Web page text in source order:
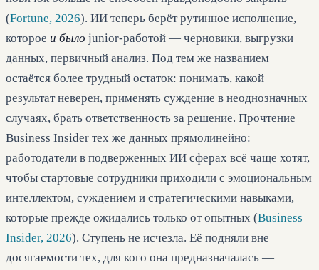
(Fortune, 2026). ИИ теперь берёт рутинное исполнение,
которое и было junior-работой — черновики, выгрузки
данных, первичный анализ. Под тем же названием
остаётся более трудный остаток: понимать, какой
результат неверен, применять суждение в неоднозначных
случаях, брать ответственность за решение. Прочтение
Business Insider тех же данных прямолинейно:
работодатели в подверженных ИИ сферах всё чаще хотят,
чтобы стартовые сотрудники приходили с эмоциональным
интеллектом, суждением и стратегическими навыками,
которые прежде ожидались только от опытных (Business
Insider, 2026). Ступень не исчезла. Её подняли вне
досягаемости тех, для кого она предназначалась —